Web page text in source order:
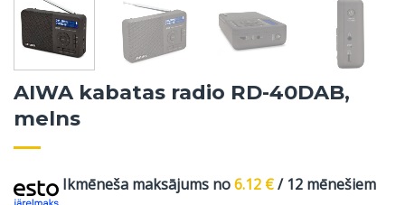
AIWA kabatas radio RD-40DAB,
melns
Ikmēneša maksājums no6.12 €/ 12 mēnešiem